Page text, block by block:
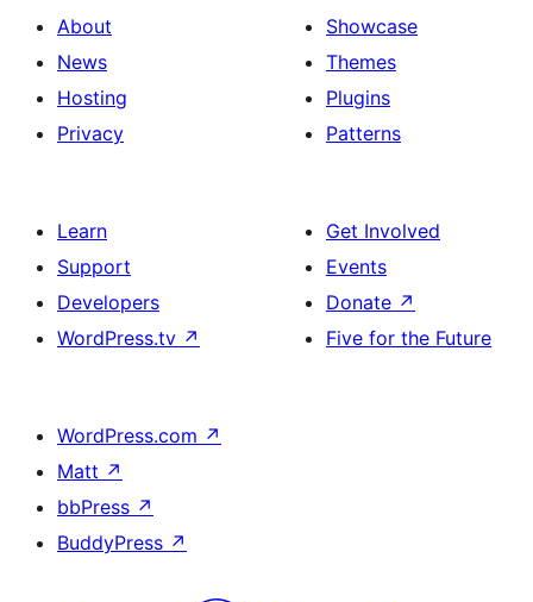
About
News
Hosting
Privacy
Showcase
Themes
Plugins
Patterns
Learn
Support
Developers
WordPress.tv ↗
Get Involved
Events
Donate ↗
Five for the Future
WordPress.com ↗
Matt ↗
bbPress ↗
BuddyPress ↗